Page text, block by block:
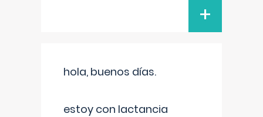
+
hola, buenos días.
estoy con lactancia